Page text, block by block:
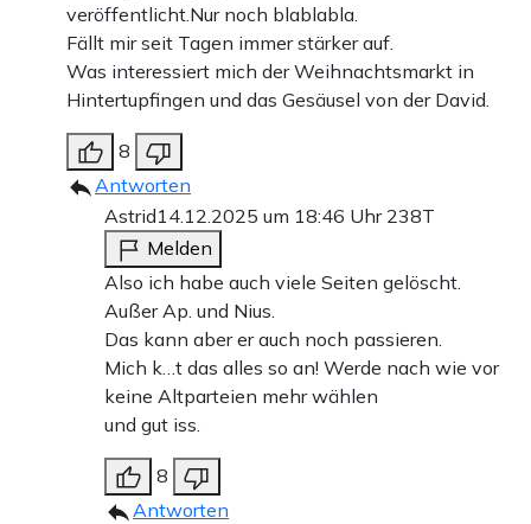
veröffentlicht.Nur noch blablabla.
Fällt mir seit Tagen immer stärker auf.
Was interessiert mich der Weihnachtsmarkt in
Hintertupfingen und das Gesäusel von der David.
8
Antworten
Astrid14.12.2025 um 18:46 Uhr 238T
Melden
Also ich habe auch viele Seiten gelöscht.
Außer Ap. und Nius.
Das kann aber er auch noch passieren.
Mich k…t das alles so an! Werde nach wie vor
keine Altparteien mehr wählen
und gut iss.
8
Antworten